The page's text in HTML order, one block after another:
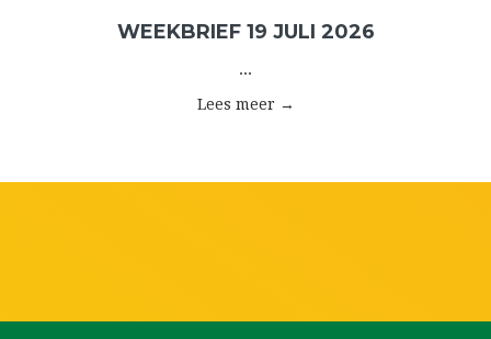
WEEKBRIEF 19 JULI 2026
...
Lees meer →